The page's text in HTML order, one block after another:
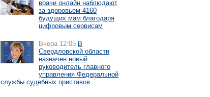
врачи онлайн наблюдают
за здоровьем 4160
будущих мам благодаря
цифровым сервисам
Вчера 12:05 В
Свердловской области
назначен новый
руководитель главного
управления Федеральной
службы судебных приставов